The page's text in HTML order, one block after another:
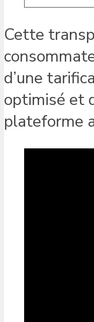
Cette
d’une
optimisé et
plateforme